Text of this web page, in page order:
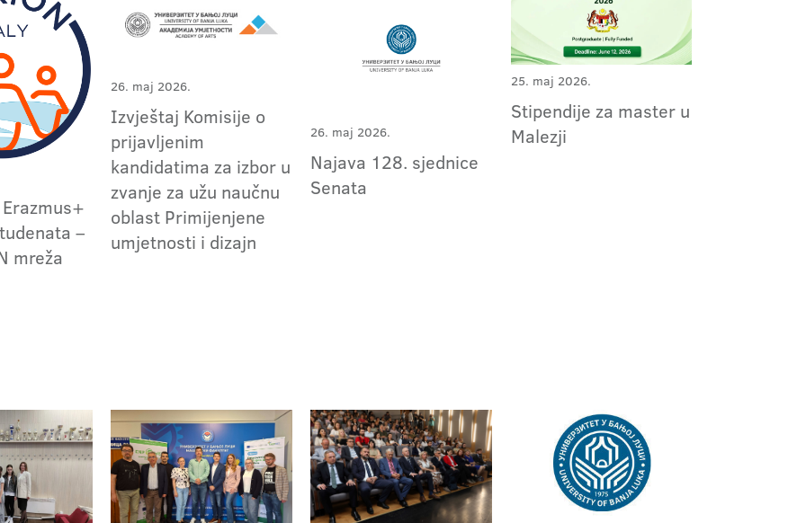
–
mreža
26. maj 2026.
Izvještaj Komisije o
prijavljenim
kandidatima za izbor u
zvanje za užu naučnu
oblast Primijenjene
umjetnosti i dizajn
26. maj 2026.
Najava 128. sjednice
Senata
25. maj 2026.
Stipendije za master u
Malezji